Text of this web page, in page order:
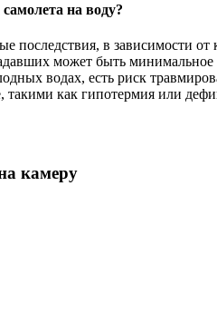
на воду?
последствия, в зависимости
может быть
водах, есть риск
как гипотермия или
камеру